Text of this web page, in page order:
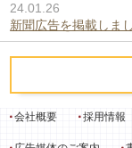
24.01.26
新聞広告を掲載しま
会社概要 採用情報